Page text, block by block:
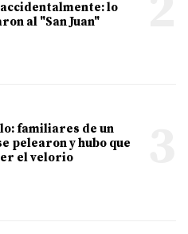
lo
al "San Juan"
familiares de un
pelearon y hubo que
el velorio